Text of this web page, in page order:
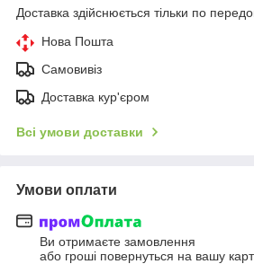
Доставка здійснюється тільки по
Нова Пошта
Самовивіз
Доставка кур'єром
Всі умови доставки
Умови оплати
Ви отримаєте замовлення
або гроші повернуться на вашу